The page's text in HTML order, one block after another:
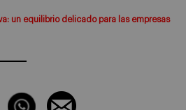
un equilibrio delicado para las empresas